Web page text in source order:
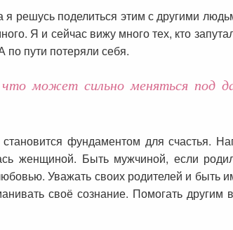
я решусь поделиться этим с другими
Я и сейчас вижу много тех, кто
по пути потеряли себя.
может сильно меняться под
фундаментом для счастья.
женщиной. Быть мужчиной, если
Уважать своих родителей и быть
своё сознание. Помогать другим